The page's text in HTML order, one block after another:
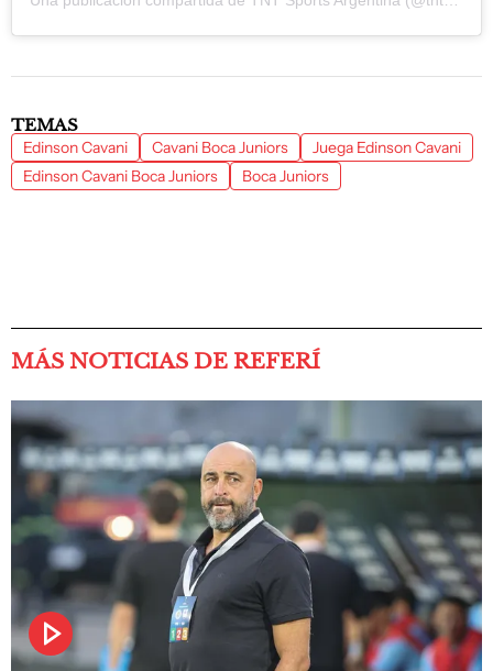
TEMAS
Edinson Cavani Cavani Boca Juniors
Juega Edinson Cavani
Edinson Cavani Boca Juniors
Boca Juniors
MÁS NOTICIAS DE REFERÍ